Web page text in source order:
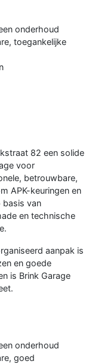
onderhoud
toegankelijke
82 een solide
voor
betrouwbare,
APK-keuringen en
basis van
en technische
aanpak is
en goede
is Brink Garage
onderhoud
goed